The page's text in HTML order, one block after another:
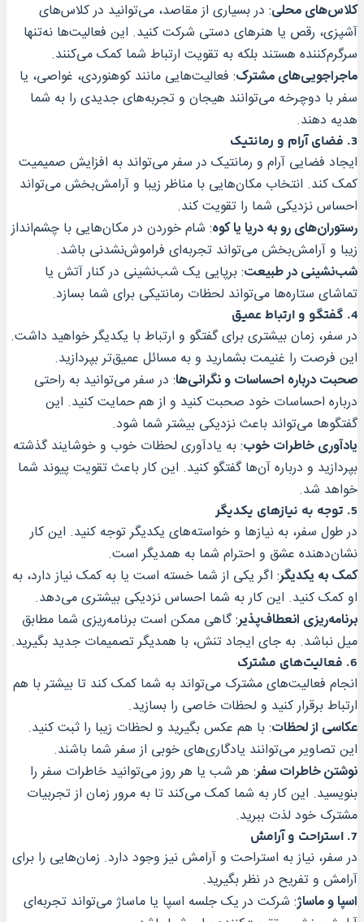
کلاس‌های محلی: در بسیاری از مقاصد، می‌توانید در کلاس‌های
آشپزی، رقص یا هنرهای دستی شرکت کنید. این فعالیت‌ها نه‌تنها
سرگرم‌کننده هستند بلکه به تقویت ارتباط شما کمک می‌کنند.
ماجراجویی‌های مشترک: فعالیت‌هایی مانند کوهنوردی، غواصی، یا
سفر با دوچرخه می‌توانند هیجان و تجربه‌های جدیدی را به شما
هدیه دهند.
3. فضای آرام و رمانتیک
ایجاد فضایی آرام و رمانتیک در سفر می‌تواند به افزایش صمیمیت
کمک کند. انتخاب مکان‌هایی با مناظر زیبا و آرامش‌بخش می‌تواند
احساس نزدیکی شما را تقویت کند.
رستوران‌های رو به دریا یا کوه: شام خوردن در مکان‌هایی با چشم‌انداز
زیبا و آرامش‌بخش می‌تواند تجربه‌ای فراموش‌نشدنی باشد.
شب‌نشینی در طبیعت: برپایی یک شب‌نشینی در کنار آتش یا
تماشای ستاره‌ها می‌تواند لحظات رمانتیکی برای شما بسازد.
4. گفتگو و ارتباط عمیق
در سفر، زمان بیشتری برای گفتگو و ارتباط با یکدیگر خواهید داشت.
این فرصت را غنیمت بشمارید و به مسائل عمیق‌تر بپردازید.
صحبت درباره احساسات و نگرانی‌ها: در سفر می‌توانید به راحتی
درباره احساسات خود صحبت کنید و از هم حمایت کنید. این
گفتگوها می‌تواند باعث نزدیکی بیشتر شما شود.
یادآوری خاطرات خوب: به یادآوری لحظات خوب و خوشایند گذشته
بپردازید و درباره آن‌ها گفتگو کنید. این کار باعث تقویت پیوند شما
خواهد شد.
5. توجه به نیازهای یکدیگر
در طول سفر، به نیازها و خواسته‌های یکدیگر توجه کنید. این کار
نشان‌دهنده عشق و احترام شما به همدیگر است.
کمک به یکدیگر: اگر یکی از شما خسته است یا به کمک نیاز دارد، به
او کمک کنید. این کار به شما احساس نزدیکی بیشتری می‌دهد.
برنامه‌ریزی انعطاف‌پذیر: گاهی ممکن است برنامه‌ریزی شما مطابق
میل نباشد. به جای ایجاد تنش، با همدیگر تصمیمات جدید بگیرید.
6. فعالیت‌های مشترک
انجام فعالیت‌های مشترک می‌تواند به شما کمک کند تا بیشتر با هم
ارتباط برقرار کنید و لحظات خاصی را بسازید.
عکاسی از لحظات: با هم عکس بگیرید و لحظات زیبا را ثبت کنید.
این تصاویر می‌توانند یادگاری‌های خوبی از سفر شما باشند.
نوشتن خاطرات سفر: هر شب یا هر روز می‌توانید خاطرات سفر را
بنویسید. این کار به شما کمک می‌کند تا به مرور زمان از تجربیات
مشترک خود لذت ببرید.
7. استراحت و آرامش
در سفر، نیاز به استراحت و آرامش نیز وجود دارد. زمان‌هایی را برای
آرامش و تفریح در نظر بگیرید.
اسپا و ماساژ: شرکت در یک جلسه اسپا یا ماساژ می‌تواند تجربه‌ای